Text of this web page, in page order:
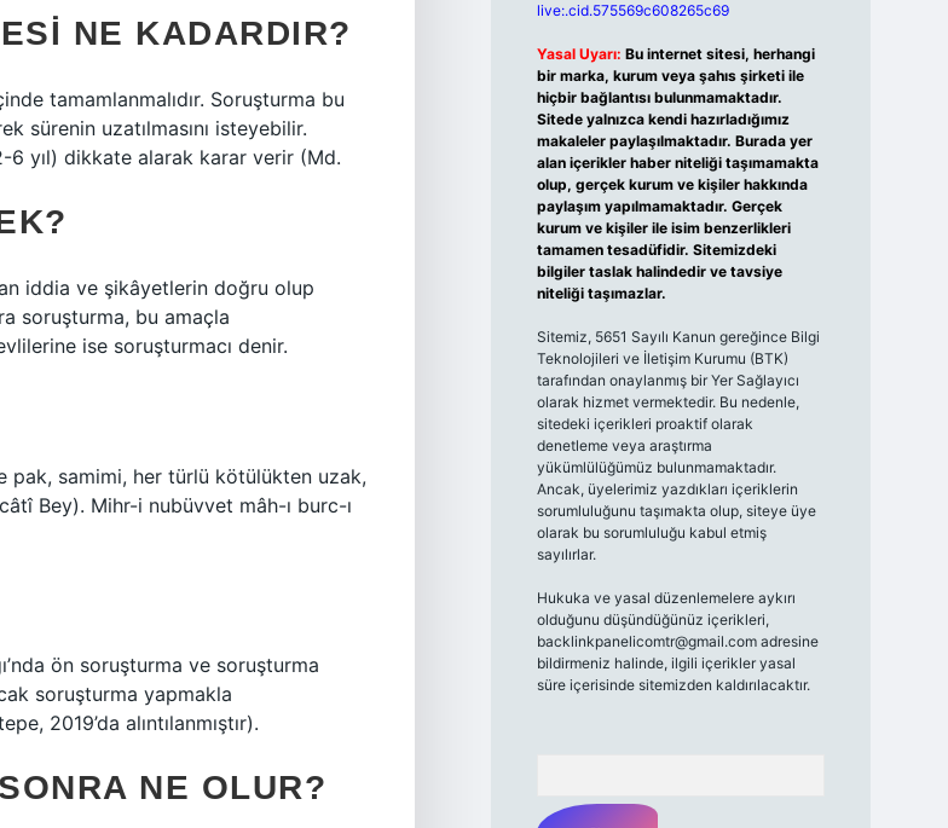
NE KADARDIR?
tamamlanmalıdır. Soruşturma bu
sürenin uzatılmasını isteyebilir.
6 yıl) dikkate alarak karar verir (Md.
iddia ve şikâyetlerin doğru olup
soruşturma, bu amaçla
ise soruşturmacı denir.
Bey). Mihr-i nubüvvet mâh-ı burc-ı
ön soruşturma ve soruşturma
soruşturma yapmakla
2019’da alıntılanmıştır).
NE OLUR?
live:.cid.575569c608265c69
Yasal Uyarı: Bu internet sitesi, herhangi
bir marka, kurum veya şahıs şirketi ile
hiçbir bağlantısı bulunmamaktadır.
Sitede yalnızca kendi hazırladığımız
makaleler paylaşılmaktadır. Burada yer
alan içerikler haber niteliği taşımamakta
olup, gerçek kurum ve kişiler hakkında
paylaşım yapılmamaktadır. Gerçek
kurum ve kişiler ile isim benzerlikleri
tamamen tesadüfidir. Sitemizdeki
bilgiler taslak halindedir ve tavsiye
niteliği taşımazlar.
Sitemiz, 5651 Sayılı Kanun gereğince Bilgi
Teknolojileri ve İletişim Kurumu (BTK)
tarafından onaylanmış bir Yer Sağlayıcı
olarak hizmet vermektedir. Bu nedenle,
sitedeki içerikleri proaktif olarak
denetleme veya araştırma
yükümlülüğümüz bulunmamaktadır.
Ancak, üyelerimiz yazdıkları içeriklerin
sorumluluğunu taşımakta olup, siteye üye
olarak bu sorumluluğu kabul etmiş
sayılırlar.
Hukuka ve yasal düzenlemelere aykırı
olduğunu düşündüğünüz içerikleri,
backlinkpanelicomtr@gmail.comadresine
bildirmeniz halinde, ilgili içerikler yasal
süre içerisinde sitemizden kaldırılacaktır.